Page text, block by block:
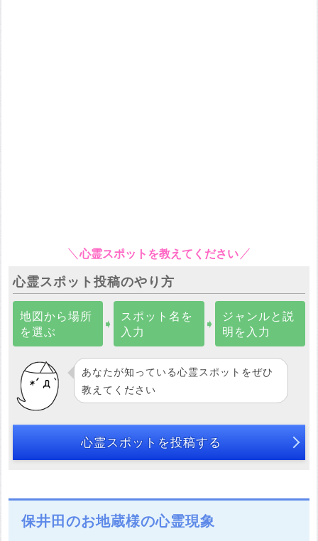
心霊スポットを教えてください
心霊スポット投稿のやり方
地図から場所
を選ぶ
➧
スポット名を
入力
➧
ジャンルと説
明を入力
あなたが知っている心霊スポットをぜひ
教えてください
心霊スポットを投稿する
保井田のお地蔵様の心霊現象